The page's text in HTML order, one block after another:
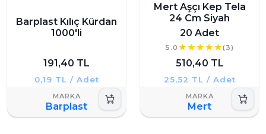
Barplast Kılıç Kürdan
1000'li
191,40 TL
0,19 TL / Adet
Barplast
Mert Aşçı Kep Tela
24 Cm Siyah
20 Adet
5.0 (3)
510,40 TL
25,52 TL / Adet
Mert